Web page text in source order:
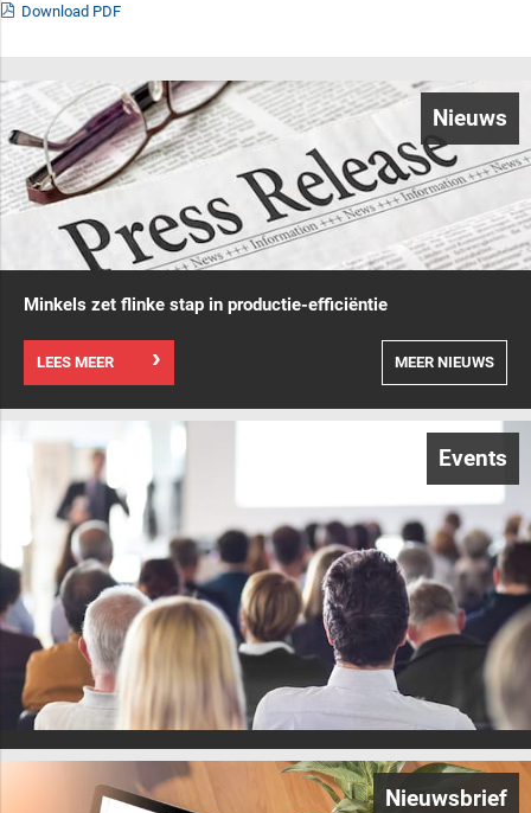
Download PDF
Nieuws
Minkels zet flinke stap in productie-efficiëntie
LEES MEER MEER NIEUWS
Events
Nieuwsbrief